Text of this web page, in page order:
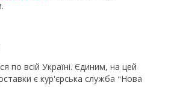
по всій Україні. Єдиним, на цей
є кур'єрська служба "Нова